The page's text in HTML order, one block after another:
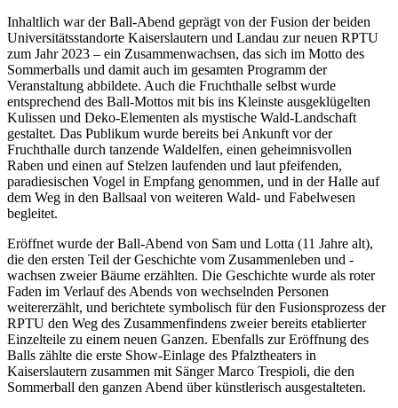
Inhaltlich war der Ball-Abend geprägt von der Fusion der beiden
Universitätsstandorte Kaiserslautern und Landau zur neuen RPTU
zum Jahr 2023 – ein Zusammenwachsen, das sich im Motto des
Sommerballs und damit auch im gesamten Programm der
Veranstaltung abbildete. Auch die Fruchthalle selbst wurde
entsprechend des Ball-Mottos mit bis ins Kleinste ausgeklügelten
Kulissen und Deko-Elementen als mystische Wald-Landschaft
gestaltet. Das Publikum wurde bereits bei Ankunft vor der
Fruchthalle durch tanzende Waldelfen, einen geheimnisvollen
Raben und einen auf Stelzen laufenden und laut pfeifenden,
paradiesischen Vogel in Empfang genommen, und in der Halle auf
dem Weg in den Ballsaal von weiteren Wald- und Fabelwesen
begleitet.
Eröffnet wurde der Ball-Abend von Sam und Lotta (11 Jahre alt),
die den ersten Teil der Geschichte vom Zusammenleben und -
wachsen zweier Bäume erzählten. Die Geschichte wurde als roter
Faden im Verlauf des Abends von wechselnden Personen
weitererzählt, und berichtete symbolisch für den Fusionsprozess der
RPTU den Weg des Zusammenfindens zweier bereits etablierter
Einzelteile zu einem neuen Ganzen. Ebenfalls zur Eröffnung des
Balls zählte die erste Show-Einlage des Pfalztheaters in
Kaiserslautern zusammen mit Sänger Marco Trespioli, die den
Sommerball den ganzen Abend über künstlerisch ausgestalteten.